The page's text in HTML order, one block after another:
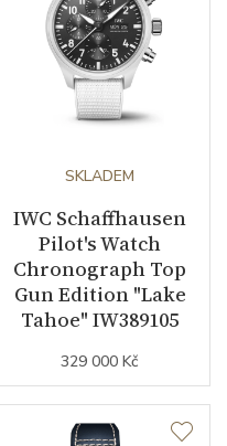
Aquatimer
SKLADEM
IWC Schaffhausen
Pilot's Watch
Chronograph Top
Gun Edition "Lake
Tahoe" IW389105
329 000 Kč